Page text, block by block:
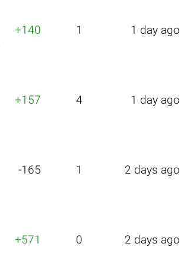
+140 1 1 day ago
+157 4 1 day ago
-165 1 2 days ago
+571 0 2 days ago